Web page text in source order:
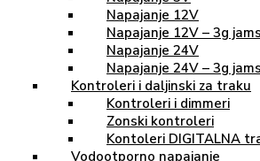
Napajanje 12V
Napajanje 12V – 3g
Napajanje 24V
Napajanje 24V – 3g
Kontroleri i daljinski za traku
Kontroleri i dimmeri
Zonski kontroleri
Kontoleri DIGITALNA
Vodootporno napajanje